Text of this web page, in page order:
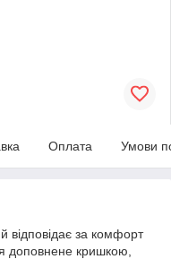
Оплата Умови
відповідає за комфорт
доповнене кришкою,